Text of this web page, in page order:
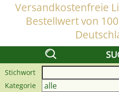
Versandkostenfreie
Bestellwert von
Stichwort
Kategorie